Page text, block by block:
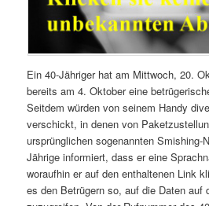
Ein 40-Jähriger hat am Mittwoch, 20.
bereits am 4. Oktober eine
Seitdem würden von seinem Handy
verschickt, in denen von
ursprünglichen sogenannten Smishing-
Jährige informiert, dass er eine
woraufhin er auf den enthaltenen Link
es den Betrügern so, auf die Daten auf